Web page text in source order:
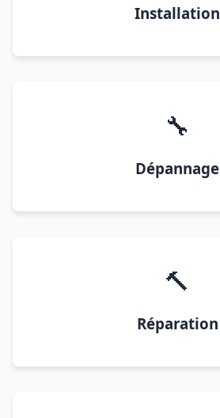
Installation
🔧
Dépannage
🔨
Réparation